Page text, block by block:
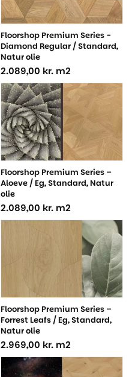
Floorshop Premium Series -
Diamond Regular / Standard,
Natur olie
2.089,00 kr. m2
Floorshop Premium Series –
Aloeve / Eg, Standard, Natur
olie
2.089,00 kr. m2
Floorshop Premium Series –
Forrest Leafs / Eg, Standard,
Natur olie
2.969,00 kr. m2